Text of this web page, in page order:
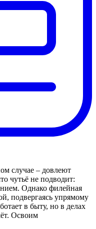
случае – довлеют
чутьё не подводит:
Однако филейная
подвергаясь упрямому
в быту, но в делах
Освоим